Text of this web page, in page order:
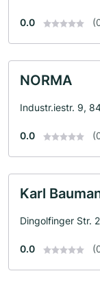
0.0
NORMA
Industr.iestr. 9,
0.0
Karl
Dingolfinger Str.
0.0